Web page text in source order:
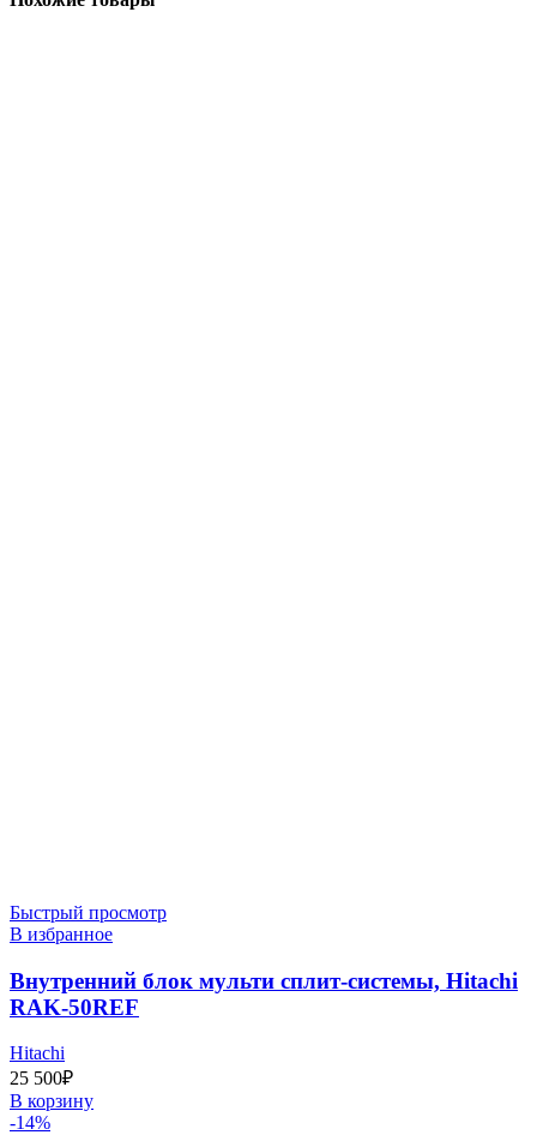
Быстрый просмотр
В избранное
Внутренний блок мульти сплит-системы, Hitachi
RAK-50REF
Hitachi
25 500₽
В корзину
-14%